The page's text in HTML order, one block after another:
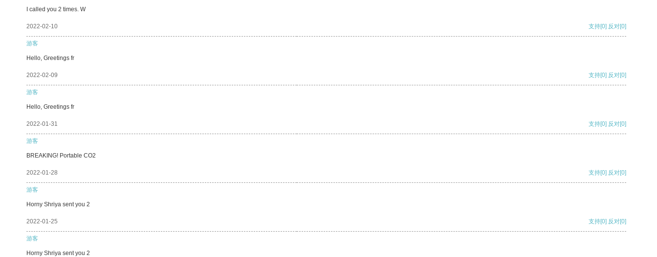
I called you 2 times. W
2022-02-10 支持[0] 反对[0]
游客
Hello, Greetings fr
2022-02-09 支持[0] 反对[0]
游客
Hello, Greetings fr
2022-01-31 支持[0] 反对[0]
游客
BREAKING! Portable CO2
2022-01-28 支持[0] 反对[0]
游客
Horny Shriya sent you 2
2022-01-25 支持[0] 反对[0]
游客
Horny Shriya sent you 2